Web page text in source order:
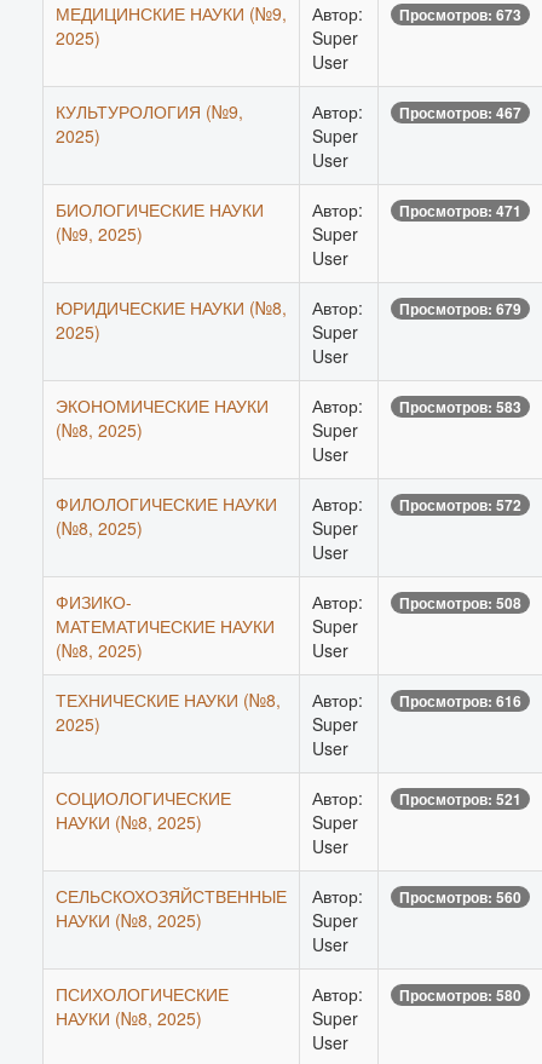
МЕДИЦИНСКИЕ НАУКИ (№9,
2025)
Автор:
Super
User
Просмотров: 673
КУЛЬТУРОЛОГИЯ (№9,
2025)
Автор:
Super
User
Просмотров: 467
БИОЛОГИЧЕСКИЕ НАУКИ
(№9, 2025)
Автор:
Super
User
Просмотров: 471
ЮРИДИЧЕСКИЕ НАУКИ (№8,
2025)
Автор:
Super
User
Просмотров: 679
ЭКОНОМИЧЕСКИЕ НАУКИ
(№8, 2025)
Автор:
Super
User
Просмотров: 583
ФИЛОЛОГИЧЕСКИЕ НАУКИ
(№8, 2025)
Автор:
Super
User
Просмотров: 572
ФИЗИКО-
МАТЕМАТИЧЕСКИЕ НАУКИ
(№8, 2025)
Автор:
Super
User
Просмотров: 508
ТЕХНИЧЕСКИЕ НАУКИ (№8,
2025)
Автор:
Super
User
Просмотров: 616
СОЦИОЛОГИЧЕСКИЕ
НАУКИ (№8, 2025)
Автор:
Super
User
Просмотров: 521
СЕЛЬСКОХОЗЯЙСТВЕННЫЕ
НАУКИ (№8, 2025)
Автор:
Super
User
Просмотров: 560
ПСИХОЛОГИЧЕСКИЕ
НАУКИ (№8, 2025)
Автор:
Super
User
Просмотров: 580